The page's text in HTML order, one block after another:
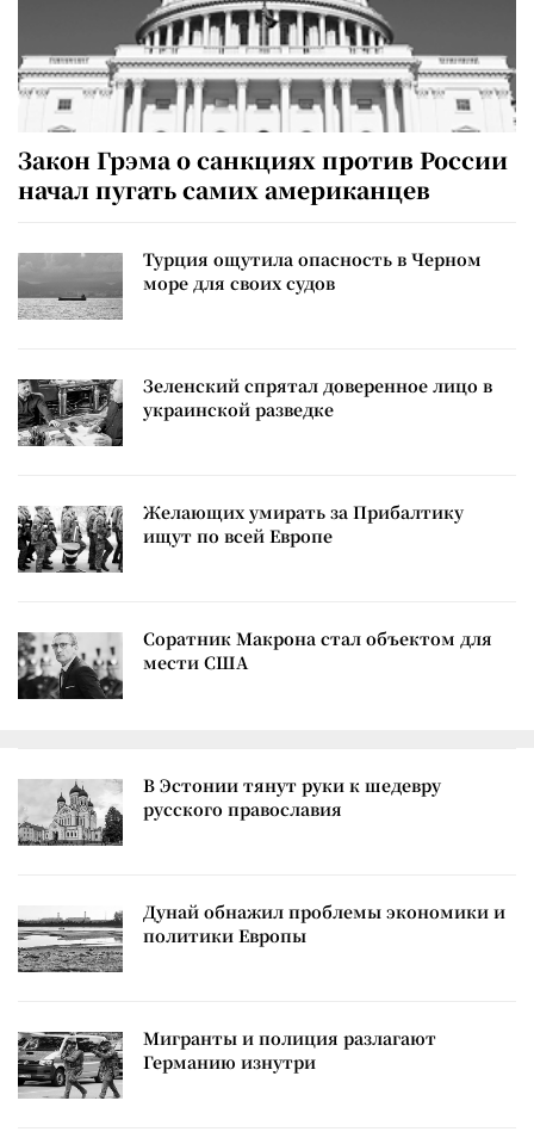
Закон Грэма о санкциях против России
начал пугать самих американцев
Турция ощутила опасность в Черном
море для своих судов
Зеленский спрятал доверенное лицо в
украинской разведке
Желающих умирать за Прибалтику
ищут по всей Европе
Соратник Макрона стал объектом для
мести США
В Эстонии тянут руки к шедевру
русского православия
Дунай обнажил проблемы экономики и
политики Европы
Мигранты и полиция разлагают
Германию изнутри